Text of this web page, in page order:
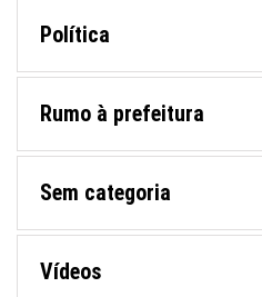
Política
Rumo à prefeitura
Sem categoria
Vídeos